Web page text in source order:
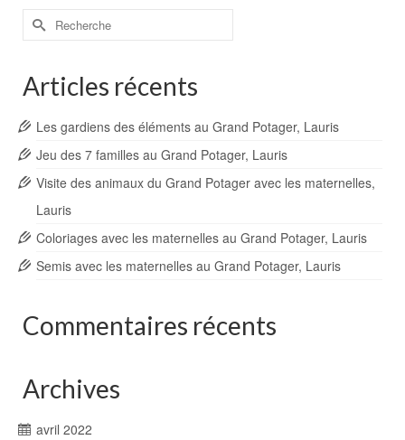
Rechercher :
Articles récents
Les gardiens des éléments au Grand Potager, Lauris
Jeu des 7 familles au Grand Potager, Lauris
Visite des animaux du Grand Potager avec les maternelles,
Lauris
Coloriages avec les maternelles au Grand Potager, Lauris
Semis avec les maternelles au Grand Potager, Lauris
Commentaires récents
Archives
avril 2022